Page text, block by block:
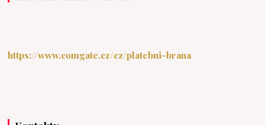
https://www.comgate.cz/cz/platebni-brana